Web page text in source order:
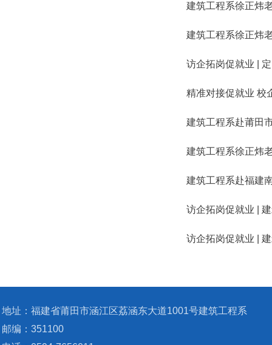
建筑工程系徐正炜
建筑工程系徐正炜
访企拓岗促就业 |
精准对接促就业 校
建筑工程系赴莆田
建筑工程系徐正炜
建筑工程系赴福建
访企拓岗促就业 |
访企拓岗促就业 |
地址：福建省莆田市涵江区荔涵东大道1001号建筑工程系
邮编：351100